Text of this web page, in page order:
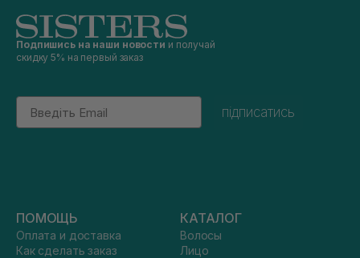
Подпишись на наши новости и получай
скидку 5% на первый заказ
Email
підписатись
ПОМОЩЬ
Оплата и доставка
Как сделать заказ
КАТАЛОГ
Волосы
Лицо